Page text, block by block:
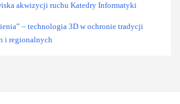
akwizycji ruchu Katedry Informatyki
– technologia 3D w ochronie tradycji
i regionalnych